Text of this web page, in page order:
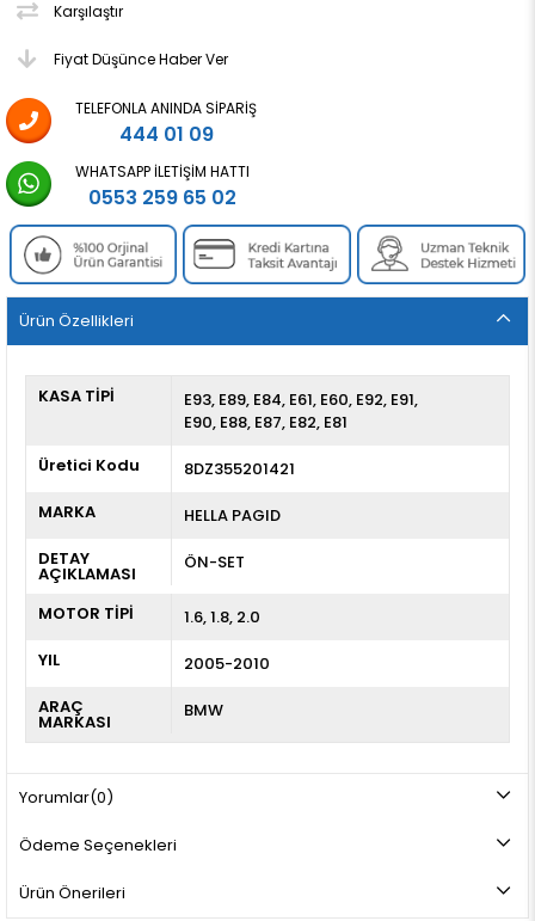
Karşılaştır
Fiyat Düşünce Haber Ver
TELEFONLA ANINDA SIPARIŞ
444 01 09
WHATSAPP İLETIŞIM HATTI
0553 259 65 02
Ürün Özellikleri
KASA TİPİ E93 E89 E84 E61 E60 E92 E91
E90 E88 E87 E82 E81
Üretici Kodu
8DZ355201421
MARKA
HELLA PAGID
DETAY
AÇIKLAMASI
ÖN-SET
MOTOR TİPİ
1.6, 1.8, 2.0
YIL
2005-2010
ARAÇ
MARKASI
BMW
Yorumlar(0)
Ödeme Seçenekleri
Ürün Önerileri